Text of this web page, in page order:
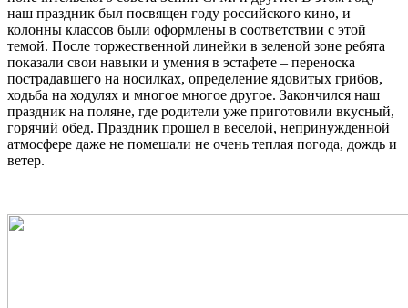
наш праздник был посвящен году российского кино, и
колонны классов были оформлены в соответствии с этой
темой. После торжественной линейки в зеленой зоне ребята
показали свои навыки и умения в эстафете – переноска
пострадавшего на носилках, определение ядовитых грибов,
ходьба на ходулях и многое многое другое. Закончился наш
праздник на поляне, где родители уже приготовили вкусный,
горячий обед. Праздник прошел в веселой, непринужденной
атмосфере даже не помешали не очень теплая погода, дождь и
ветер.